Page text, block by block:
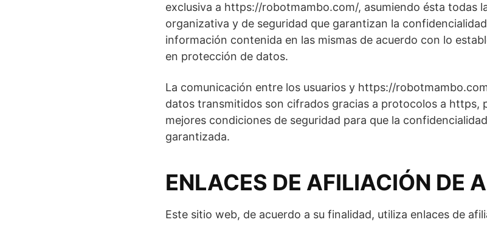
exclusiva a https://robotmambo.com/, asumiendo ésta todas
organizativa y de seguridad que garantizan la
información contenida en las mismas de acuerdo con lo
en protección de datos.
La comunicación entre los usuarios y https://
datos transmitidos son cifrados gracias a protocolos a https,
mejores condiciones de seguridad para que la
garantizada.
ENLACES DE AFILIACIÓN DE
Este sitio web, de acuerdo a su finalidad, utiliza enlaces de